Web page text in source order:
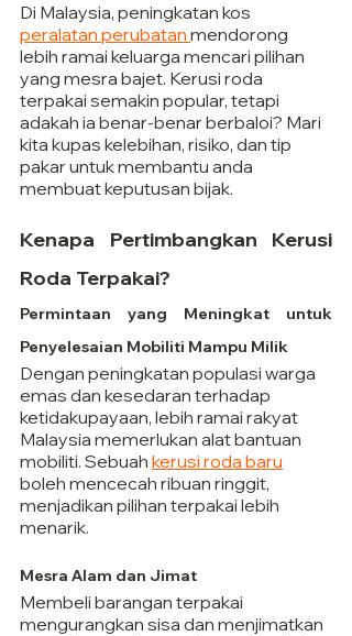
Di Malaysia, peningkatan kos
peralatan perubatan mendorong
lebih ramai keluarga mencari pilihan
yang mesra bajet. Kerusi roda
terpakai semakin popular, tetapi
adakah ia benar-benar berbaloi? Mari
kita kupas kelebihan, risiko, dan tip
pakar untuk membantu anda
membuat keputusan bijak.
Kenapa Pertimbangkan Kerusi
Roda Terpakai?
Permintaan yang Meningkat untuk
Penyelesaian Mobiliti Mampu Milik
Dengan peningkatan populasi warga
emas dan kesedaran terhadap
ketidakupayaan, lebih ramai rakyat
Malaysia memerlukan alat bantuan
mobiliti. Sebuah kerusi roda baru
boleh mencecah ribuan ringgit,
menjadikan pilihan terpakai lebih
menarik.
Mesra Alam dan Jimat
Membeli barangan terpakai
mengurangkan sisa dan menjimatkan